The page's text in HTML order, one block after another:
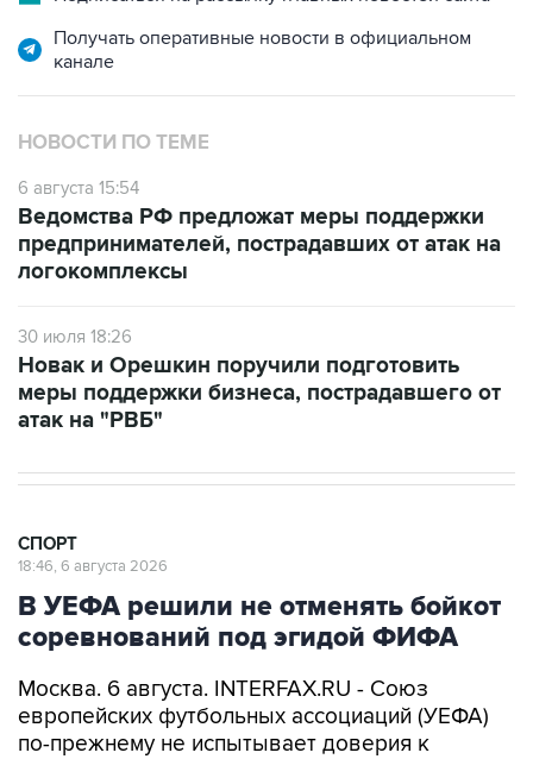
Получать оперативные новости в официальном
канале
НОВОСТИ ПО ТЕМЕ
6 августа 15:54
Ведомства РФ предложат меры поддержки
предпринимателей, пострадавших от атак на
логокомплексы
30 июля 18:26
Новак и Орешкин поручили подготовить
меры поддержки бизнеса, пострадавшего от
атак на "РВБ"
СПОРТ
18:46, 6 августа 2026
В УЕФА решили не отменять бойкот
соревнований под эгидой ФИФА
Москва. 6 августа. INTERFAX.RU - Союз
европейских футбольных ассоциаций (УЕФА)
по-прежнему не испытывает доверия к